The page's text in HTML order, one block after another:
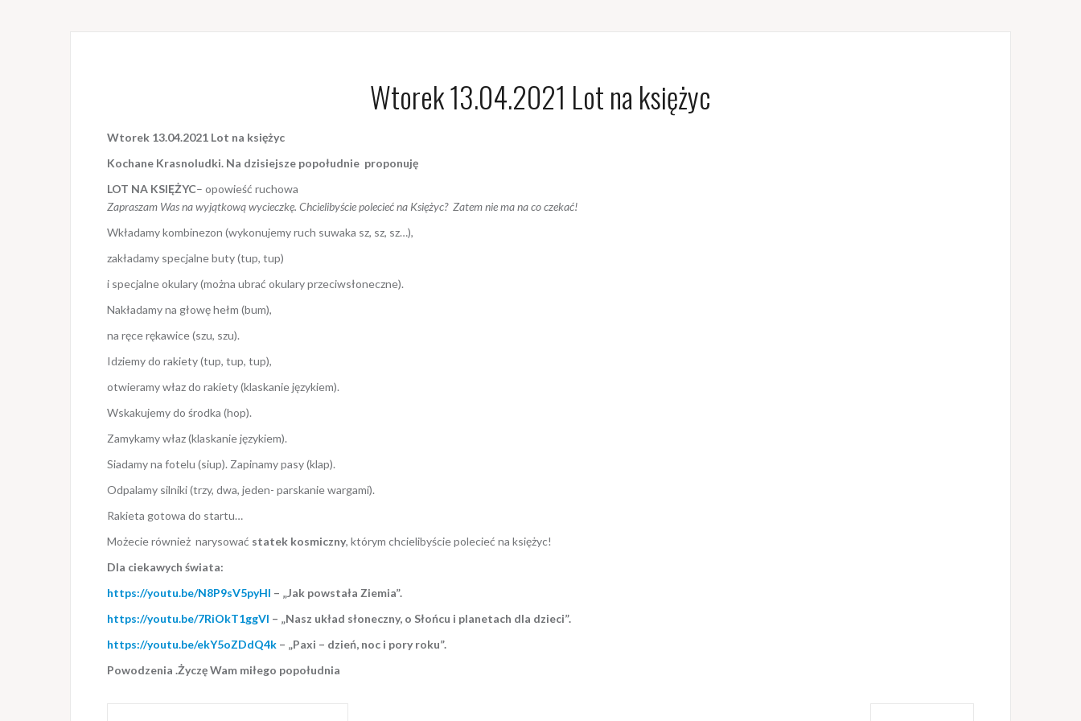
Wtorek 13.04.2021 Lot na księżyc
Wtorek 13.04.2021 Lot na księżyc
Kochane Krasnoludki. Na dzisiejsze popołudnie proponuję
LOT NA KSIĘŻYC– opowieść ruchowa
Zapraszam Was na wyjątkową wycieczkę. Chcielibyście polecieć na Księżyc? Zatem nie ma na co czekać!
Wkładamy kombinezon (wykonujemy ruch suwaka sz, sz, sz…),
zakładamy specjalne buty (tup, tup)
i specjalne okulary (można ubrać okulary przeciwsłoneczne).
Nakładamy na głowę hełm (bum),
na ręce rękawice (szu, szu).
Idziemy do rakiety (tup, tup, tup),
otwieramy właz do rakiety (klaskanie językiem).
Wskakujemy do środka (hop).
Zamykamy właz (klaskanie językiem).
Siadamy na fotelu (siup). Zapinamy pasy (klap).
Odpalamy silniki (trzy, dwa, jeden- parskanie wargami).
Rakieta gotowa do startu…
Możecie również narysować statek kosmiczny, którym chcielibyście polecieć na księżyc!
Dla ciekawych świata:
https://youtu.be/N8P9sV5pyHI – „Jak powstała Ziemia”.
https://youtu.be/7RiOkT1ggVI – „Nasz układ słoneczny, o Słońcu i planetach dla dzieci”.
https://youtu.be/ekY5oZDdQ4k – „Paxi – dzień, noc i pory roku”.
Powodzenia .Życzę Wam miłego popołudnia